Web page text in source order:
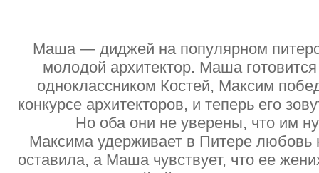
Маша — диджей на популярном
молодой архитектор. Маша
одноклассником Костей, Максим
конкурсе архитекторов, и теперь его
Но оба они не уверены, что им
Максима удерживает в Питере любовь
оставила, а Маша чувствует, что ее